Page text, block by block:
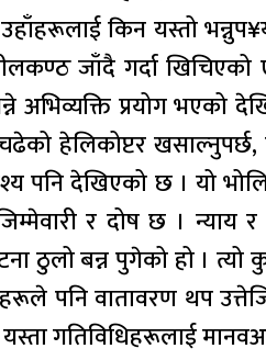
किन यस्तो
जाँदै गर्दा
अभिव्यक्ति प्रयोग भएको
हेलिकोप्टर
पनि देखिएको छ । यो
र दोष छ । न्याय
ठुलो बन्न पुगेको हो । त्यो
पनि वातावरण थप
गतिविधिहरूलाई